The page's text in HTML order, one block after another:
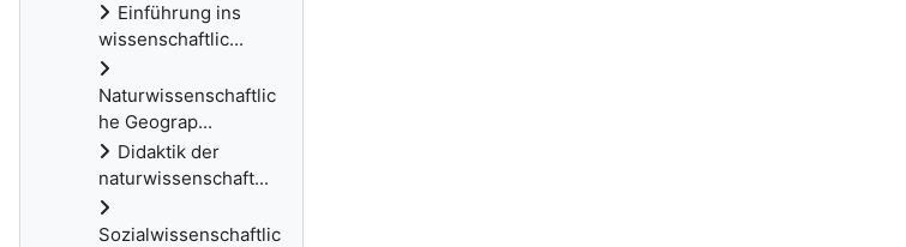
Einführung ins
wissenschaftlic...
Naturwissenschaftlic
he Geograp...
Didaktik der
naturwissenschaft...
Sozialwissenschaftlic